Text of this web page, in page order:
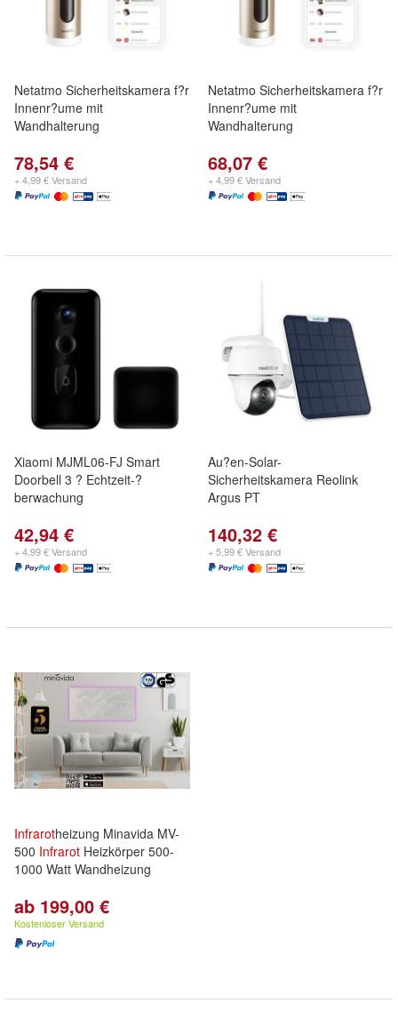
Netatmo Sicherheitskamera f?r
Innenr?ume mit
Wandhalterung
78,54 €
+ 4,99 € Versand
Netatmo Sicherheitskamera f?r
Innenr?ume mit
Wandhalterung
68,07 €
+ 4,99 € Versand
Xiaomi MJML06-FJ Smart
Doorbell 3 ? Echtzeit-?
berwachung
42,94 €
+ 4,99 € Versand
Au?en-Solar-
Sicherheitskamera Reolink
Argus PT
140,32 €
+ 5,99 € Versand
Infrarotheizung Minavida MV-
500 Infrarot Heizkörper 500-
1000 Watt Wandheizung
ab 199,00 €
Kostenloser Versand